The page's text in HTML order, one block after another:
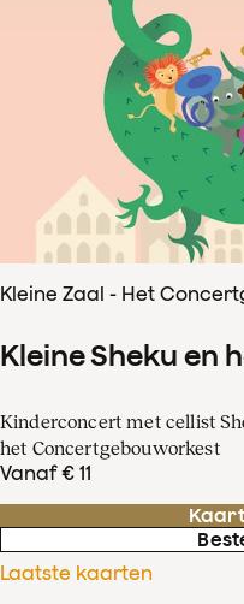
Kleine Zaal - Het
Kleine Sheku en
Kinderconcert met cellist
het Concertgebouworkest
Vanaf € 11
Laatste kaarten